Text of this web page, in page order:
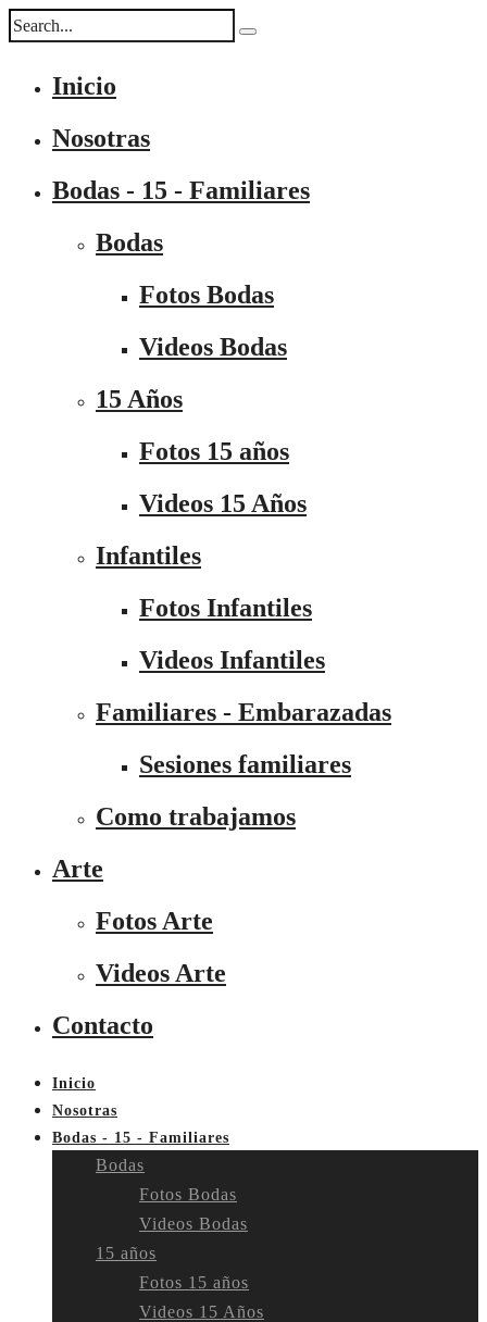
Inicio
Nosotras
Bodas - 15 - Familiares
Bodas
Fotos Bodas
Videos Bodas
15 Años
Fotos 15 años
Videos 15 Años
Infantiles
Fotos Infantiles
Videos Infantiles
Familiares - Embarazadas
Sesiones familiares
Como trabajamos
Arte
Fotos Arte
Videos Arte
Contacto
Inicio
Nosotras
Bodas - 15 - Familiares
Bodas
Fotos Bodas
Videos Bodas
15 años
Fotos 15 años
Videos 15 Años